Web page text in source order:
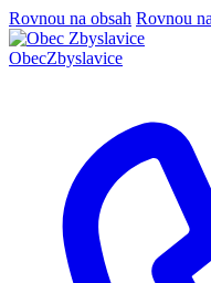
Rovnou na obsah Rovnou
ObecZbyslavice